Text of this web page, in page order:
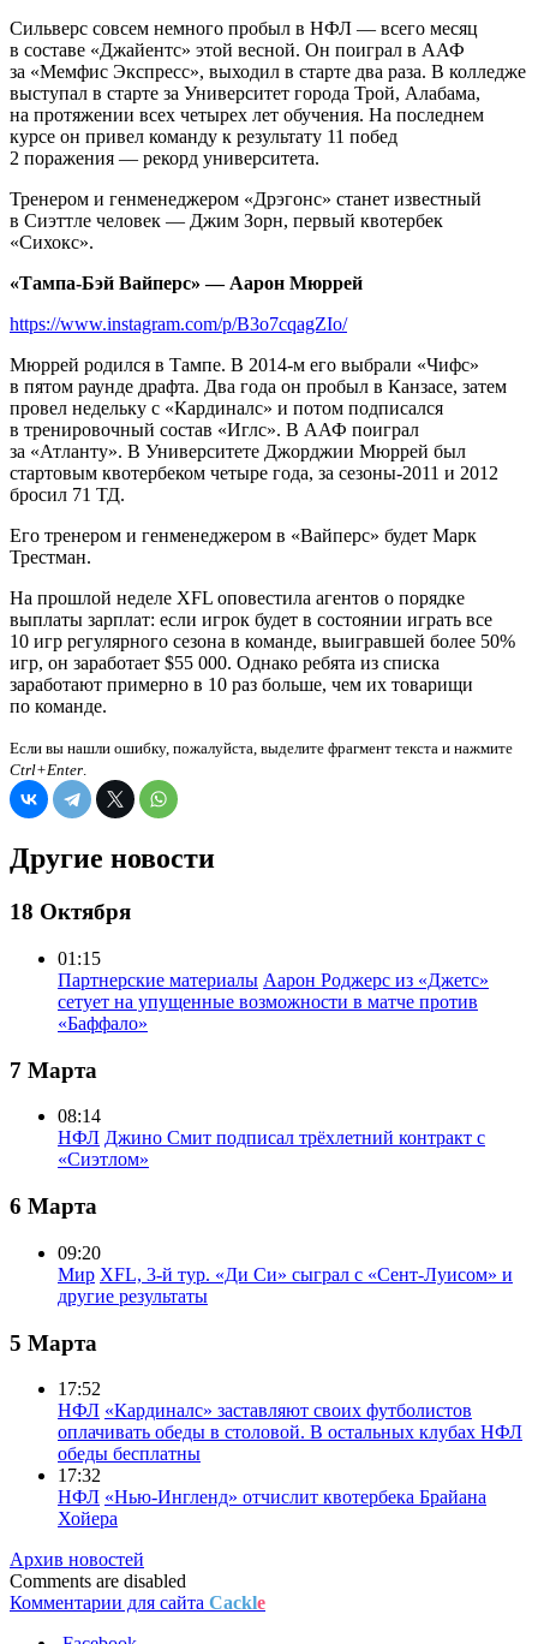
Сильверс совсем немного пробыл в НФЛ — всего месяц
в составе «Джайентс» этой весной. Он поиграл в ААФ
за «Мемфис Экспресс», выходил в старте два раза. В колледже
выступал в старте за Университет города Трой, Алабама,
на протяжении всех четырех лет обучения. На последнем
курсе он привел команду к результату 11 побед
2 поражения — рекорд университета.
Тренером и генменеджером «Дрэгонс» станет известный
в Сиэттле человек — Джим Зорн, первый квотербек
«Сихокс».
«Тампа-Бэй Вайперс» — Аарон Мюррей
https://www.instagram.com/p/B3o7cqagZIo/
Мюррей родился в Тампе. В 2014-м его выбрали «Чифс»
в пятом раунде драфта. Два года он пробыл в Канзасе, затем
провел недельку с «Кардиналс» и потом подписался
в тренировочный состав «Иглс». В ААФ поиграл
за «Атланту». В Университете Джорджии Мюррей был
стартовым квотербеком четыре года, за сезоны-2011 и 2012
бросил 71 ТД.
Его тренером и генменеджером в «Вайперс» будет Марк
Трестман.
На прошлой неделе XFL оповестила агентов о порядке
выплаты зарплат: если игрок будет в состоянии играть все
10 игр регулярного сезона в команде, выигравшей более 50%
игр, он заработает $55 000. Однако ребята из списка
заработают примерно в 10 раз больше, чем их товарищи
по команде.
Если вы нашли ошибку, пожалуйста, выделите фрагмент текста и нажмите
Ctrl+Enter.
Другие новости
18 Октября
01:15
Партнерские материалы Аарон Роджерс из «Джетс»
сетует на упущенные возможности в матче против
«Баффало»
7 Марта
08:14
НФЛ Джино Смит подписал трёхлетний контракт с
«Сиэтлом»
6 Марта
09:20
Мир XFL, 3-й тур. «Ди Си» сыграл с «Сент-Луисом» и
другие результаты
5 Марта
17:52
НФЛ «Кардиналс» заставляют своих футболистов
оплачивать обеды в столовой. В остальных клубах НФЛ
обеды бесплатны
17:32
НФЛ «Нью-Ингленд» отчислит квотербека Брайана
Хойера
Архив новостей
Comments are disabled
Комментарии для сайта Cackle